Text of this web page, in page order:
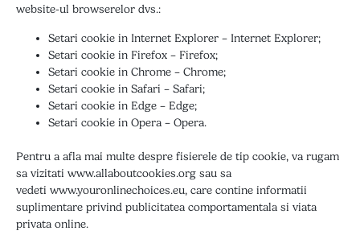
website-ul browserelor dvs.:
Setari cookie in Internet Explorer – Internet Explorer;
Setari cookie in Firefox – Firefox;
Setari cookie in Chrome – Chrome;
Setari cookie in Safari – Safari;
Setari cookie in Edge – Edge;
Setari cookie in Opera – Opera.
Pentru a afla mai multe despre fisierele de tip cookie, va rugam
sa vizitati www.allaboutcookies.org sau sa
vedeti www.youronlinechoices.eu, care contine informatii
suplimentare privind publicitatea comportamentala si viata
privata online.